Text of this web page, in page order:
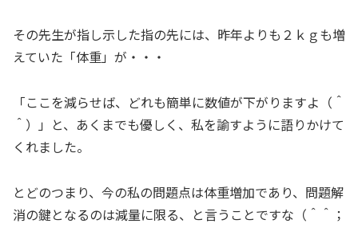
その先生が指し示した指の先には、昨年よりも２ｋｇも増
えていた「体重」が・・・
「ここを減らせば、どれも簡単に数値が下がりますよ（＾
＾）」と、あくまでも優しく、私を諭すように語りかけて
くれました。
とどのつまり、今の私の問題点は体重増加であり、問題解
消の鍵となるのは減量に限る、と言うことですな（＾＾；